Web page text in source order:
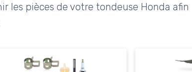
les pièces de votre tondeuse Honda afin